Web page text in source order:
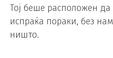
Тој беше расположен
испраќа пораки, без
ништо.